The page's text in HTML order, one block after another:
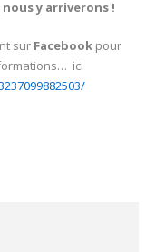
nous y arriverons !
sur Facebook pour
ici